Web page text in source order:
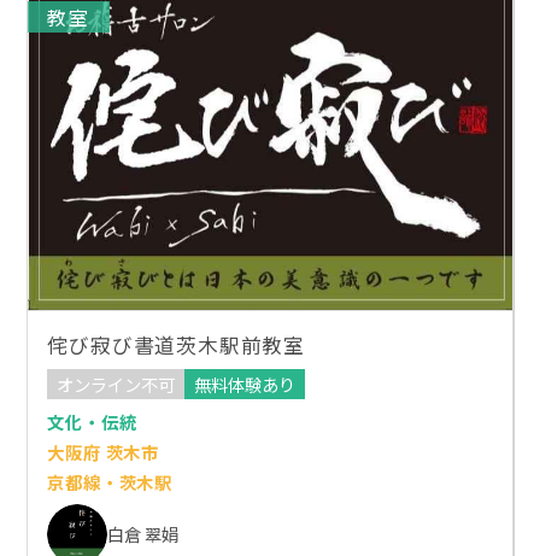
教室
侘び寂び書道茨木駅前教室
オンライン不可
無料体験あり
文化・伝統
大阪府 茨木市
京都線・茨木駅
白倉 翠娟